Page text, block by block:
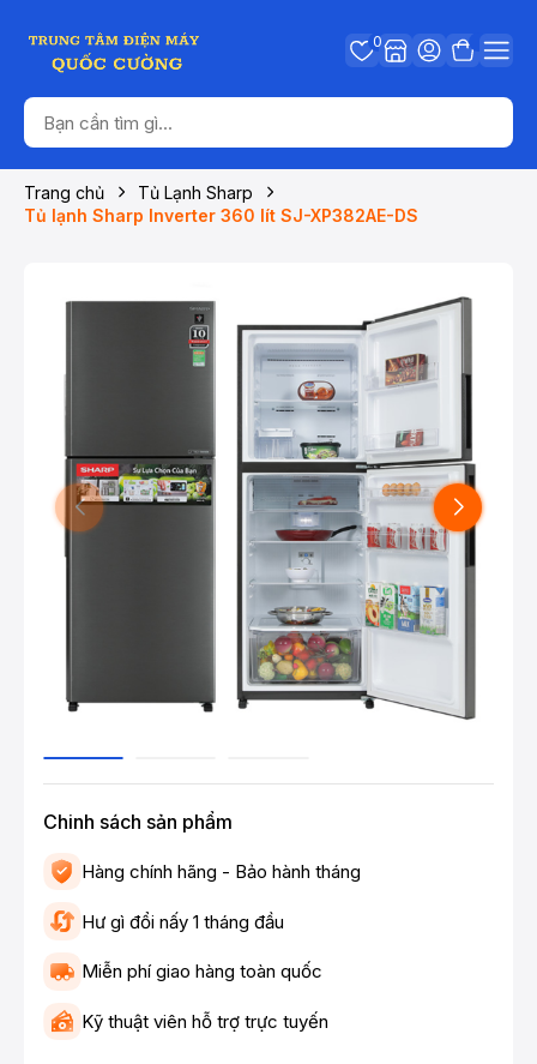
0
Trang chủ
Tủ Lạnh Sharp
Tủ lạnh Sharp Inverter 360 lít SJ-XP382AE-DS
Chinh sách sản phẩm
Hàng chính hãng - Bảo hành tháng
Hư gì đổi nấy 1 tháng đầu
Miễn phí giao hàng toàn quốc
Kỹ thuật viên hỗ trợ trực tuyến